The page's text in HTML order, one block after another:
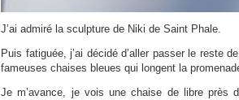
J’ai admiré la sculpture de Niki de Saint Phale.
Puis fatiguée, j’ai décidé d’aller passer le reste
fameuses chaises bleues qui longent la
Je m’avance, je vois une chaise de libre près